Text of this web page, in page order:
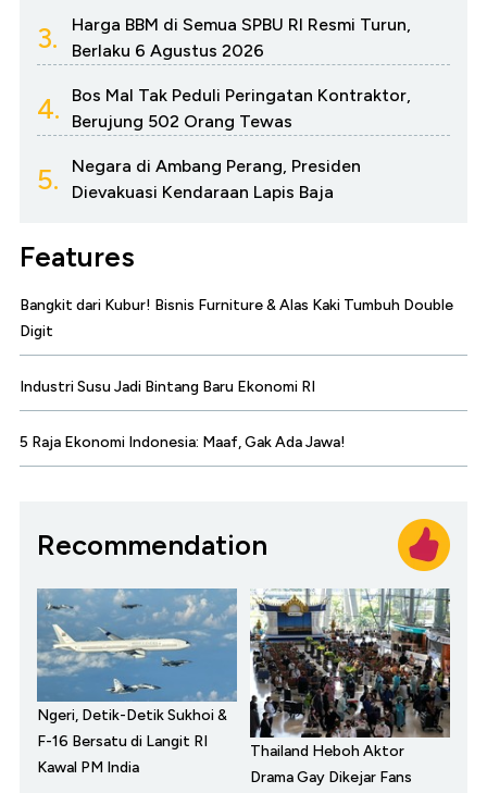
3.
Harga BBM di Semua SPBU RI Resmi Turun,
Berlaku 6 Agustus 2026
4.
Bos Mal Tak Peduli Peringatan Kontraktor,
Berujung 502 Orang Tewas
5.
Negara di Ambang Perang, Presiden
Dievakuasi Kendaraan Lapis Baja
Features
Bangkit dari Kubur! Bisnis Furniture & Alas Kaki Tumbuh Double
Digit
Industri Susu Jadi Bintang Baru Ekonomi RI
5 Raja Ekonomi Indonesia: Maaf, Gak Ada Jawa!
Recommendation
Ngeri, Detik-Detik Sukhoi &
F-16 Bersatu di Langit RI
Kawal PM India
Thailand Heboh Aktor
Drama Gay Dikejar Fans